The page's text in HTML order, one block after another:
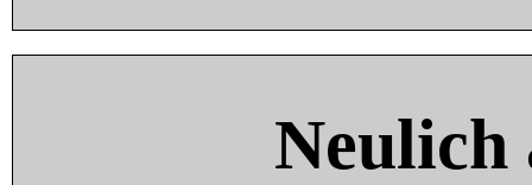
Neulich